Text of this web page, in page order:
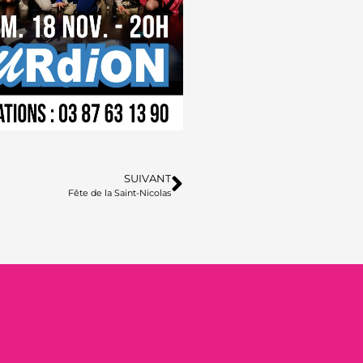
SUIVANT
Fête de la Saint-Nicolas